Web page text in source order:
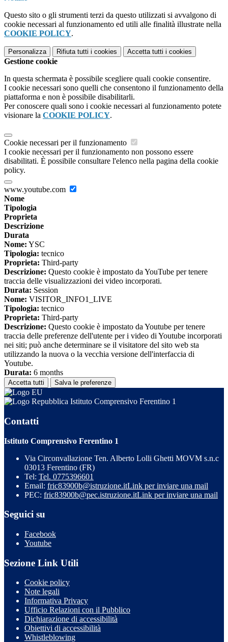
Questo sito o gli strumenti terzi da questo utilizzati si avvalgono di
cookie necessari al funzionamento ed utili alle finalità illustrate nella
COOKIE POLICY.
Personalizza Rifiuta tutti i cookies Accetta tutti i cookies
Gestione cookie
In questa schermata è possibile scegliere quali cookie consentire.
I cookie necessari sono quelli che consentono il funzionamento della
piattaforma e non è possibile disabilitarli.
Per conoscere quali sono i cookie necessari al funzionamento potete
visionare la COOKIE POLICY.
Cookie necessari per il funzionamento
I cookie necessari per il funzionamento non possono essere
disabilitati. È possibile consultare l'elenco nella pagina della cookie
policy.
www.youtube.com
Nome
Tipologia
Proprieta
Descrizione
Durata
Nome: YSC
Tipologia: tecnico
Proprieta: Third-party
Descrizione: Questo cookie è impostato da YouTube per tenere
traccia delle visualizzazioni dei video incorporati.
Durata: Session
Nome: VISITOR_INFO1_LIVE
Tipologia: tecnico
Proprieta: Third-party
Descrizione: Questo cookie è impostato da Youtube per tenere
traccia delle preferenze dell'utente per i video di Youtube incorporati
nei siti; può anche determinare se il visitatore del sito web sta
utilizzando la nuova o la vecchia versione dell'interfaccia di
Youtube.
Durata: 6 months
Accetta tutti Salva le preferenze
Istituto Comprensivo Ferentino 1
Contatti
Istituto Comprensivo Ferentino 1
Via Circonvallazione Ten. Alberto Lolli Ghetti MOVM s.n.c
03013 Ferentino (FR)
Tel: Tel. 0775396601
Email: fric83900b@istruzione.itLink per inviare una mail
PEC: fric83900b@pec.istruzione.itLink per inviare una mail
Seguici su
Facebook
Youtube
Sezione Link Utili
Cookie policy
Note legali
Informativa Privacy
Ufficio Relazioni con il Pubblico
Dichiarazione di accessibilità
Obiettivi di accessibilità
Whistleblowing